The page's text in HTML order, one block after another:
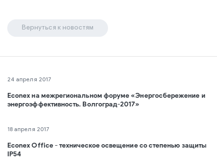
24 апреля 2017
Econex на межрегиональном форуме «Энергосбережение и
энергоэффективность. Волгоград-2017»
18 апреля 2017
Econex Office - техническое освещение со степенью защиты
IP54
Вернуться к новостям